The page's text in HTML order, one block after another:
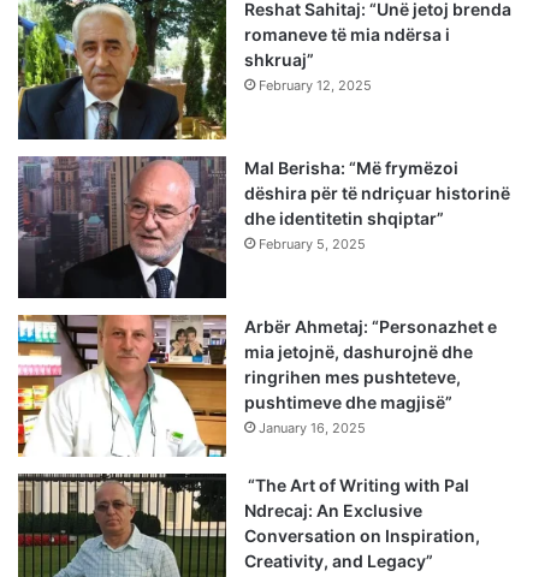
Reshat Sahitaj: “Unë jetoj brenda
romaneve të mia ndërsa i
shkruaj”
February 12, 2025
Mal Berisha: “Më frymëzoi
dëshira për të ndriçuar historinë
dhe identitetin shqiptar”
February 5, 2025
Arbër Ahmetaj: “Personazhet e
mia jetojnë, dashurojnë dhe
ringrihen mes pushteteve,
pushtimeve dhe magjisë”
January 16, 2025
“The Art of Writing with Pal
Ndrecaj: An Exclusive
Conversation on Inspiration,
Creativity, and Legacy”